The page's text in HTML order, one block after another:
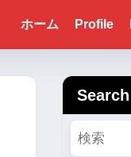
ホーム Profile
Search